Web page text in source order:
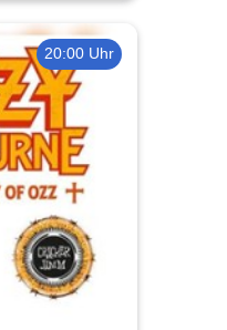
20:00 Uhr